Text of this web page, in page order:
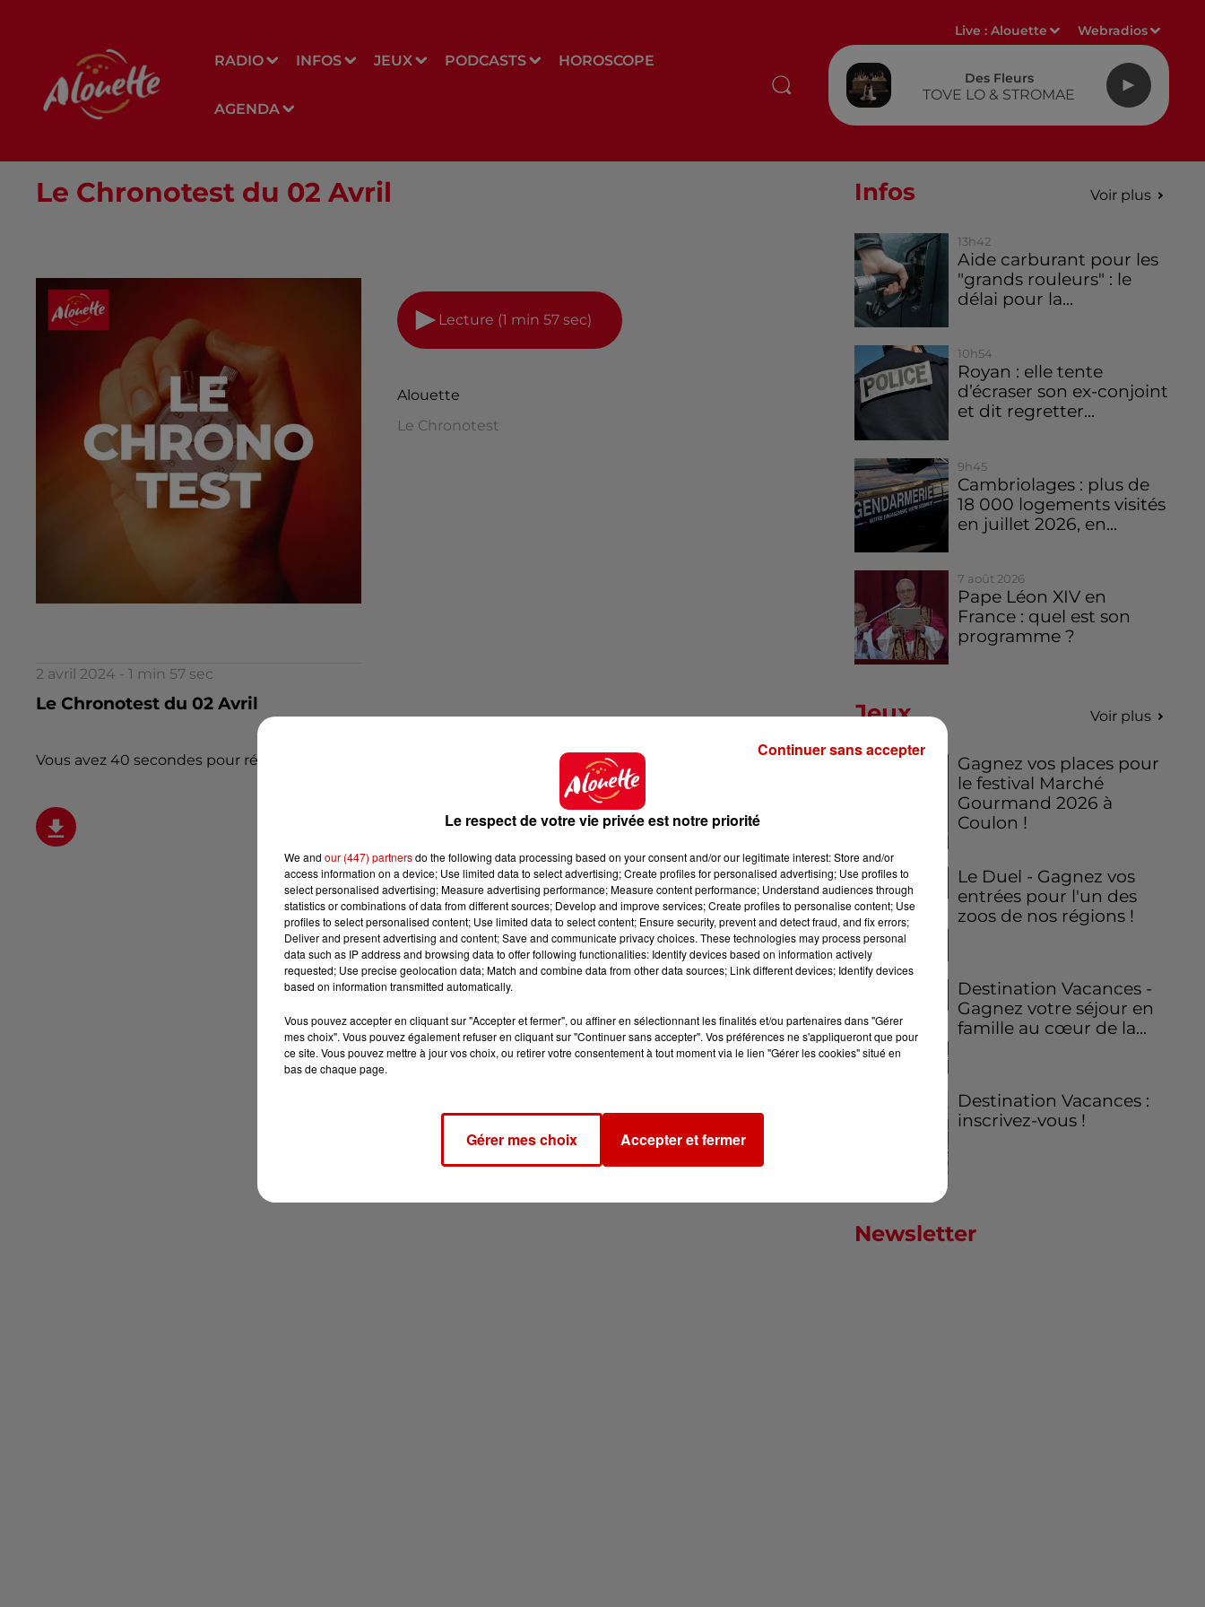
RADIO INFOS JEUX PODCASTS HOROSCOPE
AGENDA
Live :Alouette Webradios
Des Fleurs
TOVE LO & STROMAE
Le Chronotest du 02 Avril
Lecture (1 min 57 sec)
Alouette
Le Chronotest
2 avril 2024 - 1 min 57 sec
Le Chronotest du 02 Avril
Vous avez 40 secondes pour répondre à 5 questions. Top… C'est parti !
Infos Voir plus
13h42
Aide carburant pour les
"grands rouleurs" : le
délai pour la...
10h54
Royan : elle tente
d’écraser son ex-conjoint
et dit regretter...
9h45
Cambriolages : plus de
18 000 logements visités
en juillet 2026, en...
7 août 2026
Pape Léon XIV en
France : quel est son
programme ?
Jeux Voir plus
Gagnez vos places pour
le festival Marché
Gourmand 2026 à
Coulon !
Le Duel - Gagnez vos
entrées pour l'un des
zoos de nos régions !
Destination Vacances -
Gagnez votre séjour en
famille au cœur de la...
Destination Vacances :
inscrivez-vous !
Newsletter
Le respect de votre vie privée est notre priorité
We and our (447) partnersdo the following data processing based on your consent and/or our legitimate interest: Store and/or
access information on a device; Use limited data to select advertising; Create profiles for personalised advertising; Use profiles to
select personalised advertising; Measure advertising performance; Measure content performance; Understand audiences through
statistics or combinations of data from different sources; Develop and improve services; Create profiles to personalise content; Use
profiles to select personalised content; Use limited data to select content; Ensure security, prevent and detect fraud, and fix errors;
Deliver and present advertising and content; Save and communicate privacy choices. These technologies may process personal
data such as IP address and browsing data to offer following functionalities: Identify devices based on information actively
requested; Use precise geolocation data; Match and combine data from other data sources; Link different devices; Identify devices
based on information transmitted automatically.
Vous pouvez accepter en cliquant sur "Accepter et fermer", ou affiner en sélectionnant les finalités et/ou partenaires dans "Gérer
mes choix". Vous pouvez également refuser en cliquant sur "Continuer sans accepter". Vos préférences ne s'appliqueront que pour
ce site. Vous pouvez mettre à jour vos choix, ou retirer votre consentement à tout moment via le lien "Gérer les cookies" situé en
bas de chaque page.
Gérer mes choix Accepter et fermer
Continuer sans accepter